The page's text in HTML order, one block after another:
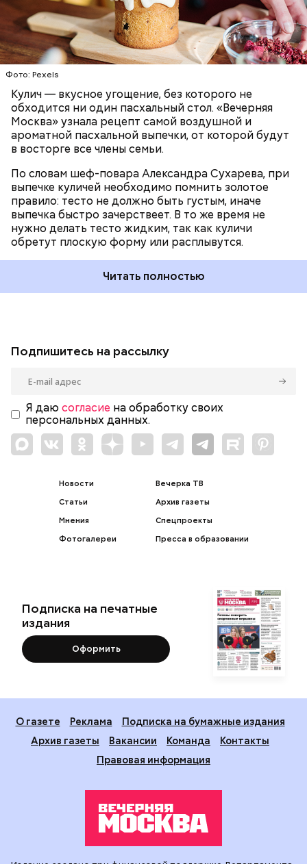
Фото: Pexels
Кулич — вкусное угощение, без которого не
обходится ни один пасхальный стол. «Вечерняя
Москва» узнала рецепт самой воздушной и
ароматной пасхальной выпечки, от которой будут
в восторге все члены семьи.
По словам шеф-повара Александра Сухарева, при
выпечке куличей необходимо помнить золотое
правило: тесто не должно быть густым, иначе
выпечка быстро зачерствеет. В то же время не
нужно делать тесто жидким, так как куличи
обретут плоскую форму или расплывутся.
Читать полностью
ПРАЗДНИКИ РЕЦЕПТЫ ПАСХА
Подпишитесь на рассылку
Я даю согласие на обработку своих
персональных данных.
Новости
Статьи
Мнения
Фотогалереи
Вечерка ТВ
Архив газеты
Спецпроекты
Пресса в образовании
Подписка на печатные
издания
Оформить
О газете Реклама
Подписка на бумажные издания
Архив газеты
Вакансии Команда
Контакты
Правовая информация